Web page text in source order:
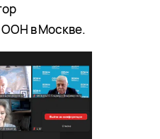
в Москве.